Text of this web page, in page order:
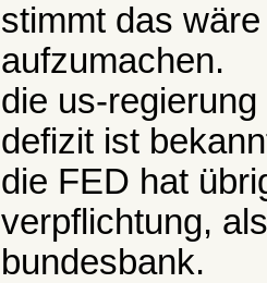
stimmt das
aufzumachen.
die us-
defizit ist
die FED hat
verpflichtung,
bundesbank.